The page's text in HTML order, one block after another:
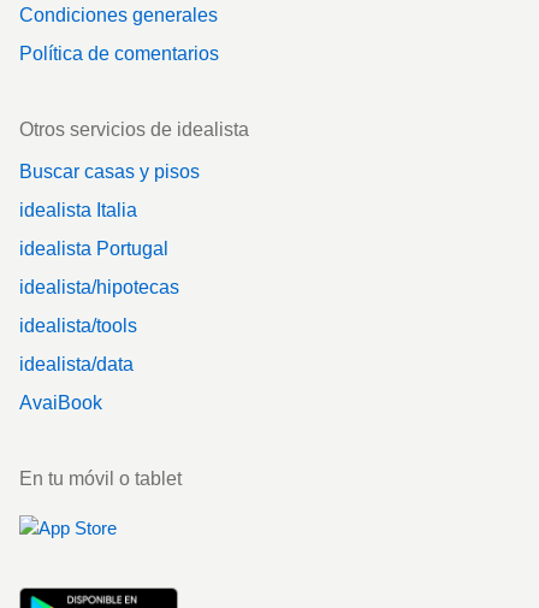
Condiciones generales
Política de comentarios
Otros servicios de idealista
Buscar casas y pisos
idealista Italia
idealista Portugal
idealista/hipotecas
idealista/tools
idealista/data
AvaiBook
En tu móvil o tablet